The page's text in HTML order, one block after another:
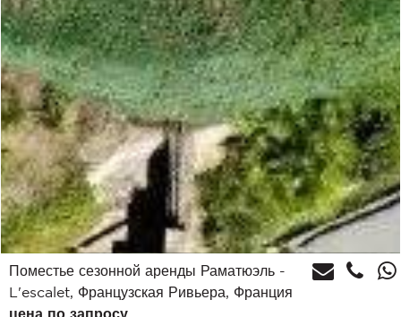
Поместье сезонной аренды Раматюэль -
L'escalet, Французская Ривьера, Франция
цена по запросу